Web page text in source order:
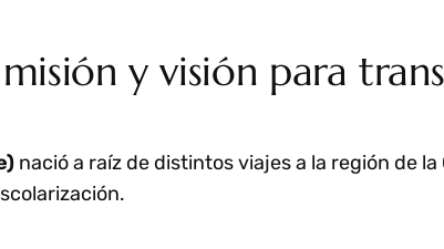
y visión para
nació a raíz de distintos viajes a la región de